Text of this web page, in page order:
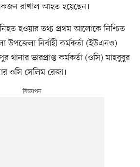
রাখাল আহত হয়েছেন।
হওয়ার তথ্য প্রথম আলোকে নিশ্চিত
নির্বাহী কর্মকর্তা (ইউএনও)
ভারপ্রাপ্ত কর্মকর্তা (ওসি) মাহবুবুর
ওসি সেলিম রেজা।